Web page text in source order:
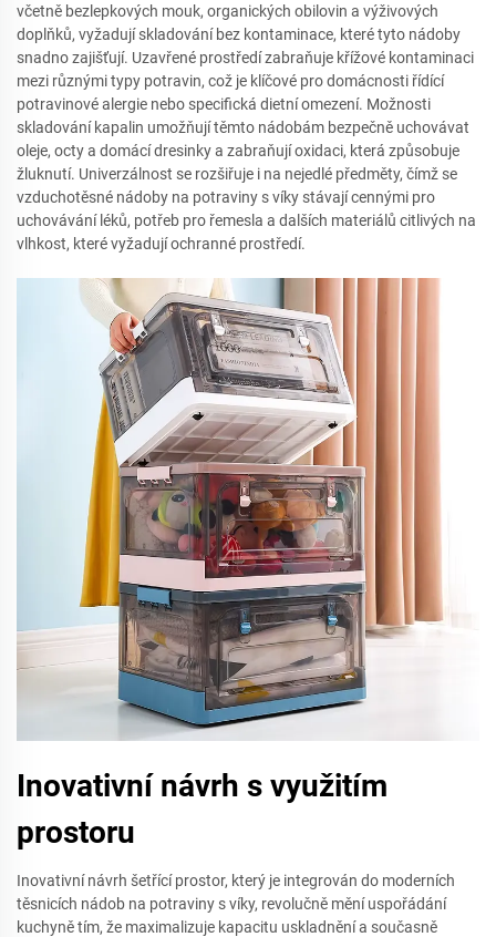
včetně bezlepkových mouk, organických obilovin a výživových
doplňků, vyžadují skladování bez kontaminace, které tyto nádoby
snadno zajišťují. Uzavřené prostředí zabraňuje křížové kontaminaci
mezi různými typy potravin, což je klíčové pro domácnosti řídící
potravinové alergie nebo specifická dietní omezení. Možnosti
skladování kapalin umožňují těmto nádobám bezpečně uchovávat
oleje, octy a domácí dresinky a zabraňují oxidaci, která způsobuje
žluknutí. Univerzálnost se rozšiřuje i na nejedlé předměty, čímž se
vzduchotěsné nádoby na potraviny s víky stávají cennými pro
uchovávání léků, potřeb pro řemesla a dalších materiálů citlivých na
vlhkost, které vyžadují ochranné prostředí.
Inovativní návrh s využitím
prostoru
Inovativní návrh šetřící prostor, který je integrován do moderních
těsnicích nádob na potraviny s víky, revolučně mění uspořádání
kuchyně tím, že maximalizuje kapacitu uskladnění a současně